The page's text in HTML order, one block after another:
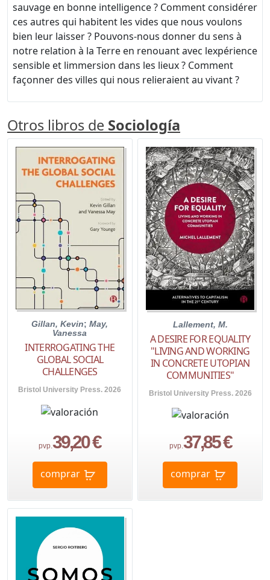
sauvage en bonne intelligence ? Comment considérer
ces autres qui habitent les vides que nous voulons
bien leur laisser ? Pouvons-nous donner du sens à
notre relation à la Terre en renouant avec lexpérience
sensible et limmersion dans les lieux ? Comment
façonner des villes qui nous relieraient au vivant ?
Otros libros de Sociología
Gillan, Kevin;May,
Vanessa
INTERROGATING THE
GLOBAL SOCIAL
CHALLENGES
Bristol University Press. 2026
pvp.39,20 €
comprar
Lallement, M.
A DESIRE FOR EQUALITY
"LIVING AND WORKING
IN CONCRETE UTOPIAN
COMMUNITIES"
Bristol University Press. 2026
pvp.37,85 €
comprar